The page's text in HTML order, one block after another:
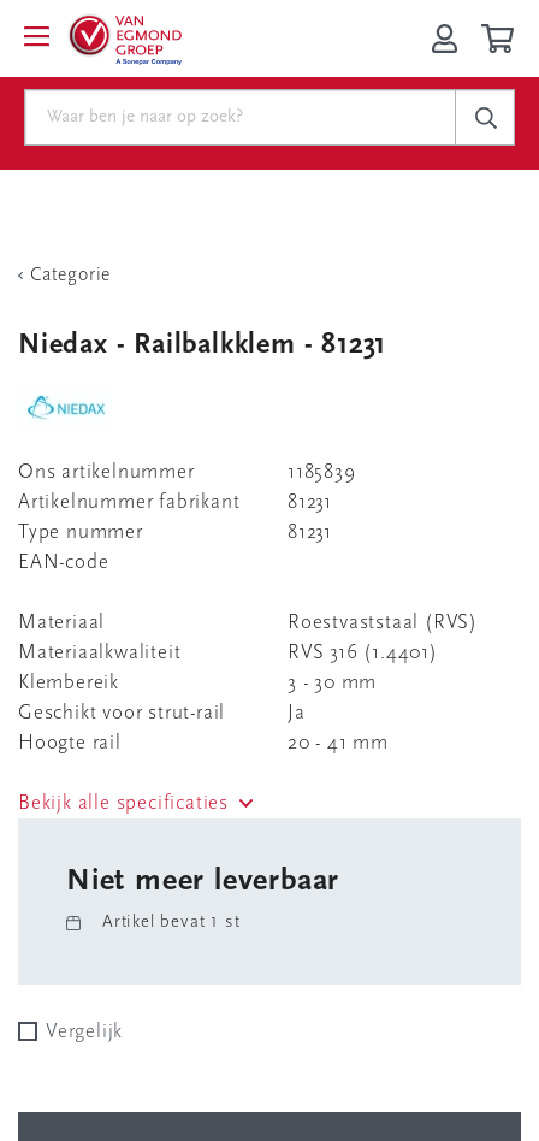
Categorie
Niedax - Railbalkklem - 81231
Ons artikelnummer
1185839
Artikelnummer fabrikant
81231
Type nummer
81231
EAN-code
Materiaal
Roestvaststaal (RVS)
Materiaalkwaliteit
RVS 316 (1.4401)
Klembereik
3 - 30 mm
Geschikt voor strut-rail
Ja
Hoogte rail
20 - 41 mm
Bekijk alle specificaties
Niet meer leverbaar
Artikel bevat 1 st
Vergelijk